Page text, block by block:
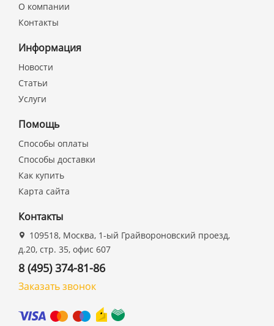
О компании
Контакты
Информация
Новости
Статьи
Услуги
Помощь
Способы оплаты
Способы доставки
Как купить
Карта сайта
Контакты
109518, Москва, 1-ый Грайвороновский проезд,
д.20, стр. 35, офис 607
8 (495) 374-81-86
Заказать звонок